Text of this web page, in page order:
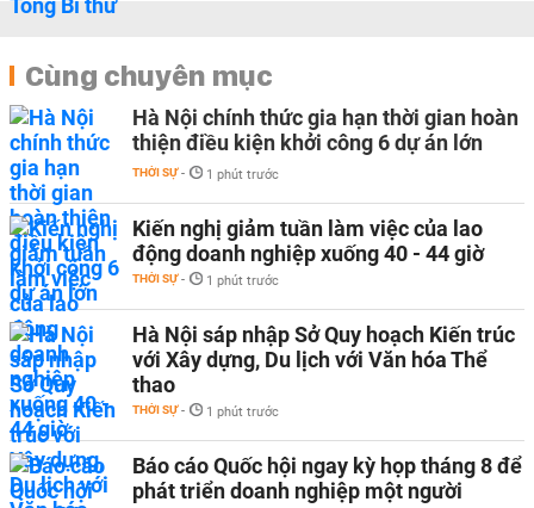
Cùng chuyên mục
Hà Nội chính thức gia hạn thời gian hoàn
thiện điều kiện khởi công 6 dự án lớn
THỜI SỰ - 1 phút trước
Kiến nghị giảm tuần làm việc của lao
động doanh nghiệp xuống 40 - 44 giờ
THỜI SỰ - 1 phút trước
Hà Nội sáp nhập Sở Quy hoạch Kiến trúc
với Xây dựng, Du lịch với Văn hóa Thể
thao
THỜI SỰ - 1 phút trước
Báo cáo Quốc hội ngay kỳ họp tháng 8 để
phát triển doanh nghiệp một người